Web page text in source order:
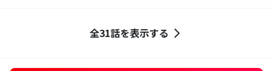
全31話を表示する